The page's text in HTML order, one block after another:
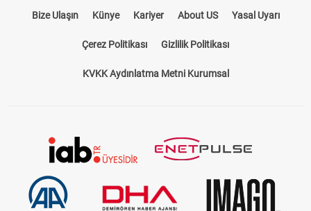
Bize Ulaşın Künye Kariyer About US Yasal Uyarı
Çerez Politikası Gizlilik Politikası
KVKK Aydınlatma Metni Kurumsal